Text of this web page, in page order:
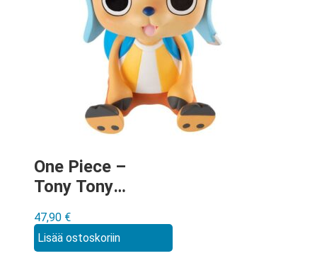
One Piece –
Tony Tony
figuuri
47,90 €
Lisää ostoskoriin